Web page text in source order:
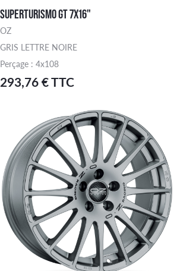
SUPERTURISMO GT 7X16"
OZ
GRIS LETTRE NOIRE
Perçage : 4x108
293,76 € TTC